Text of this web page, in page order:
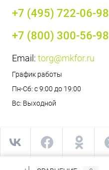
+7 (495) 722-06-98
+7 (800) 300-56-98
Email: torg@mkfor.ru
График работы
Пн-Сб: с 9:00 до 19:00
Вс: Выходной